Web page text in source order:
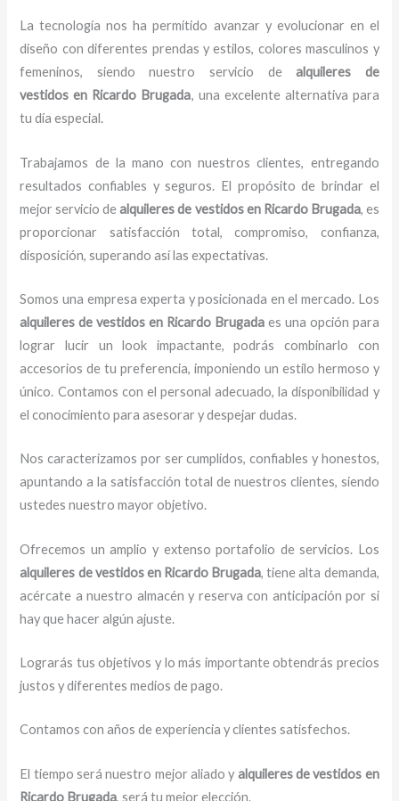
La tecnología nos ha permitido avanzar y evolucionar en el
diseño con diferentes prendas y estilos, colores masculinos y
femeninos, siendo nuestro servicio dealquileres de
vestidos en Ricardo Brugada, una excelente alternativa para
tu día especial.
Trabajamos de la mano con nuestros clientes, entregando
resultados confiables y seguros. El propósito de brindar el
mejor servicio dealquileres de vestidosen Ricardo Brugada, es
proporcionar satisfacción total, compromiso, confianza,
disposición, superando así las expectativas.
Somos una empresa experta y posicionada en el mercado. Los
alquileres de vestidos en Ricardo Brugada es una opción para
lograr lucir un look impactante, podrás combinarlo con
accesorios de tu preferencia, imponiendo un estilo hermoso y
único. Contamos con el personal adecuado, la disponibilidad y
el conocimiento para asesorar y despejar dudas.
Nos caracterizamos por ser cumplidos, confiables y honestos,
apuntando a la satisfacción total de nuestros clientes, siendo
ustedes nuestro mayor objetivo.
Ofrecemos un amplio y extenso portafolio de servicios. Los
alquileres de vestidosen Ricardo Brugada, tiene alta demanda,
acércate a nuestro almacén y reserva con anticipación por si
hay que hacer algún ajuste.
Lograrás tus objetivos y lo más importante obtendrás precios
justos y diferentes medios de pago.
Contamos con años de experiencia y clientes satisfechos.
El tiempo será nuestro mejor aliado y alquileres de vestidos en
Ricardo Brugada, será tu mejor elección.